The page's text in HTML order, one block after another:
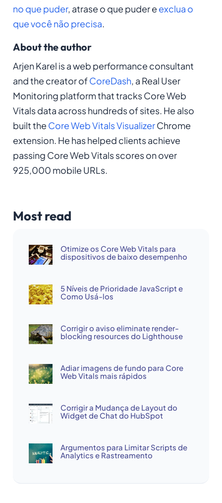
no que puder, atrase o que puder e exclua o
que você não precisa.
About the author
Arjen Karel is a web performance consultant
and the creator ofCoreDash, a Real User
Monitoring platform that tracks Core Web
Vitals data across hundreds of sites. He also
built the Core Web Vitals VisualizerChrome
extension. He has helped clients achieve
passing Core Web Vitals scores on over
925,000 mobile URLs.
Most read
Otimize os Core Web Vitals para
dispositivos de baixo desempenho
5 Níveis de Prioridade JavaScript e
Como Usá-los
Corrigir o aviso eliminate render-
blocking resources do Lighthouse
Adiar imagens de fundo para Core
Web Vitals mais rápidos
Corrigir a Mudança de Layout do
Widget de Chat do HubSpot
Argumentos para Limitar Scripts de
Analytics e Rastreamento